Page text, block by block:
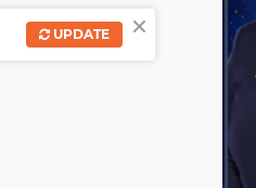
×
UPDATE